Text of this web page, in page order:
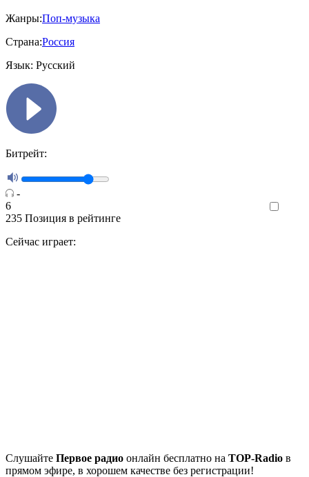
Жанры:Поп-музыка
Страна:Россия
Язык: Русский
Битрейт:
-
6
235 Позиция в рейтинге
Сейчас играет:
Cлушайте Первое радио онлайн бесплатно на TOP-Radio в
прямом эфире, в хорошем качестве без регистрации!